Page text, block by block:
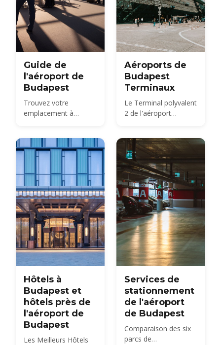
Guide de
l'aéroport de
Budapest
Trouvez votre
emplacement à
Budapest
Aéroports de
Budapest
Terminaux
Le Terminal polyvalent
2 de l'aéroport
Hôtels à
Budapest et
hôtels près de
l'aéroport de
Budapest
Les Meilleurs Hôtels
Services de
stationnement
de l'aéroport
de Budapest
Comparaison des six
parcs de